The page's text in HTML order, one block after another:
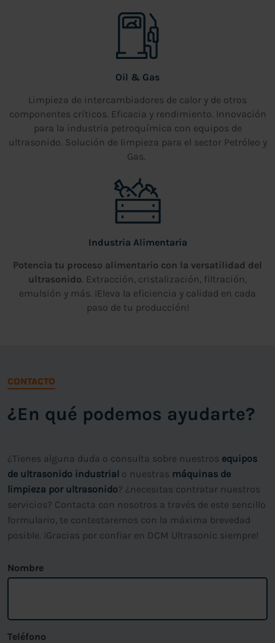
Oil & Gas
Limpieza de intercambiadores de calor y de otros
componentes críticos. Eficacia y rendimiento. Innovación
para la industria petroquímica con equipos de
ultrasonido. Solución de limpieza para el sector Petróleo y
Gas.
Industria Alimentaria
Potencia tu proceso alimentario con la versatilidad del
ultrasonido . Extracción, cristalización, filtración,
emulsión y más. ¡Eleva la eficiencia y calidad en cada
paso de tu producción!
CONTACTO
¿En qué podemos ayudarte?
¿Tienes alguna duda o consulta sobre nuestros equipos
de ultrasonido industrial o nuestras máquinas de
limpieza por ultrasonido? ¿necesitas contratar nuestros
servicios? Contacta con nosotros a través de este sencillo
formulario, te contestaremos con la máxima brevedad
posible. ¡Gracias por confiar en DCM Ultrasonic siempre!
Nombre
Teléfono